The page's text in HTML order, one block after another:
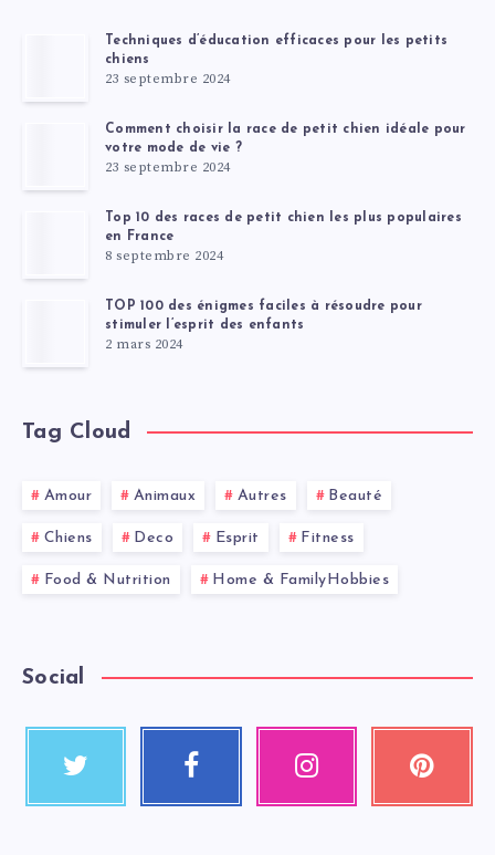
Techniques d’éducation efficaces pour les petits
chiens
23 septembre 2024
Comment choisir la race de petit chien idéale pour
votre mode de vie ?
23 septembre 2024
Top 10 des races de petit chien les plus populaires
en France
8 septembre 2024
TOP 100 des énigmes faciles à résoudre pour
stimuler l’esprit des enfants
2 mars 2024
Tag Cloud
Amour Animaux Autres Beauté
Chiens Deco Esprit Fitness
Food & Nutrition Home & FamilyHobbies
Social